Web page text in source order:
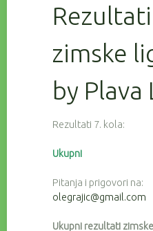
zimske
by Plava
Rezultati 7. kola:
Ukupni
Pitanja i prigovori na:
olegrajic@gmail.com
Ukupni rezultati